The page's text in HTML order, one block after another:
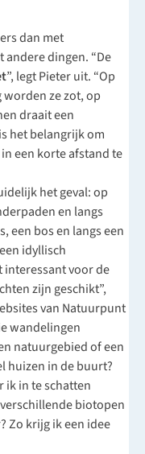
dan met
dingen. “De
”, legt Pieter uit. “Op
ze zot, op
draait een
het belangrijk om
een korte afstand te
het geval: op
en langs
een bos en langs een
idyllisch
interessant voor de
zijn geschikt”,
van Natuurpunt
wandelingen
natuurgebied of een
huizen in de buurt?
ik in te schatten
biotopen
Zo krijg ik een idee